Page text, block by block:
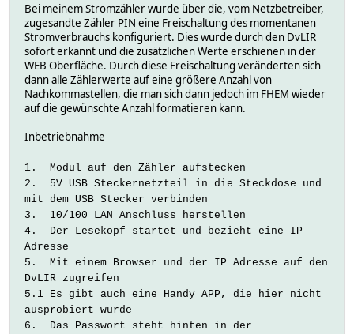
Bei meinem Stromzähler wurde über die, vom Netzbetreiber,
zugesandte Zähler PIN eine Freischaltung des momentanen
Stromverbrauchs konfiguriert. Dies wurde durch den DvLIR
sofort erkannt und die zusätzlichen Werte erschienen in der
WEB Oberfläche. Durch diese Freischaltung veränderten sich
dann alle Zählerwerte auf eine größere Anzahl von
Nachkommastellen, die man sich dann jedoch im FHEM wieder
auf die gewünschte Anzahl formatieren kann.
Inbetriebnahme
1. Modul auf den Zähler aufstecken
2. 5V USB Steckernetzteil in die Steckdose und
mit dem USB Stecker verbinden
3. 10/100 LAN Anschluss herstellen
4. Der Lesekopf startet und bezieht eine IP
Adresse
5. Mit einem Browser und der IP Adresse auf den
DvLIR zugreifen
5.1 Es gibt auch eine Handy APP, die hier nicht
ausprobiert wurde
6. Das Passwort steht hinten in der